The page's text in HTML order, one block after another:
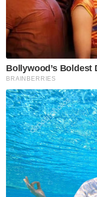
yang
perhatian khusus
kawasannya yang
pelaksanaan
"Saya berharap
diterjemahkan
dengan
yang telus.
"Saya akan
terus
Segama dan
didengar," katanya.
Artikel Berkaitan: